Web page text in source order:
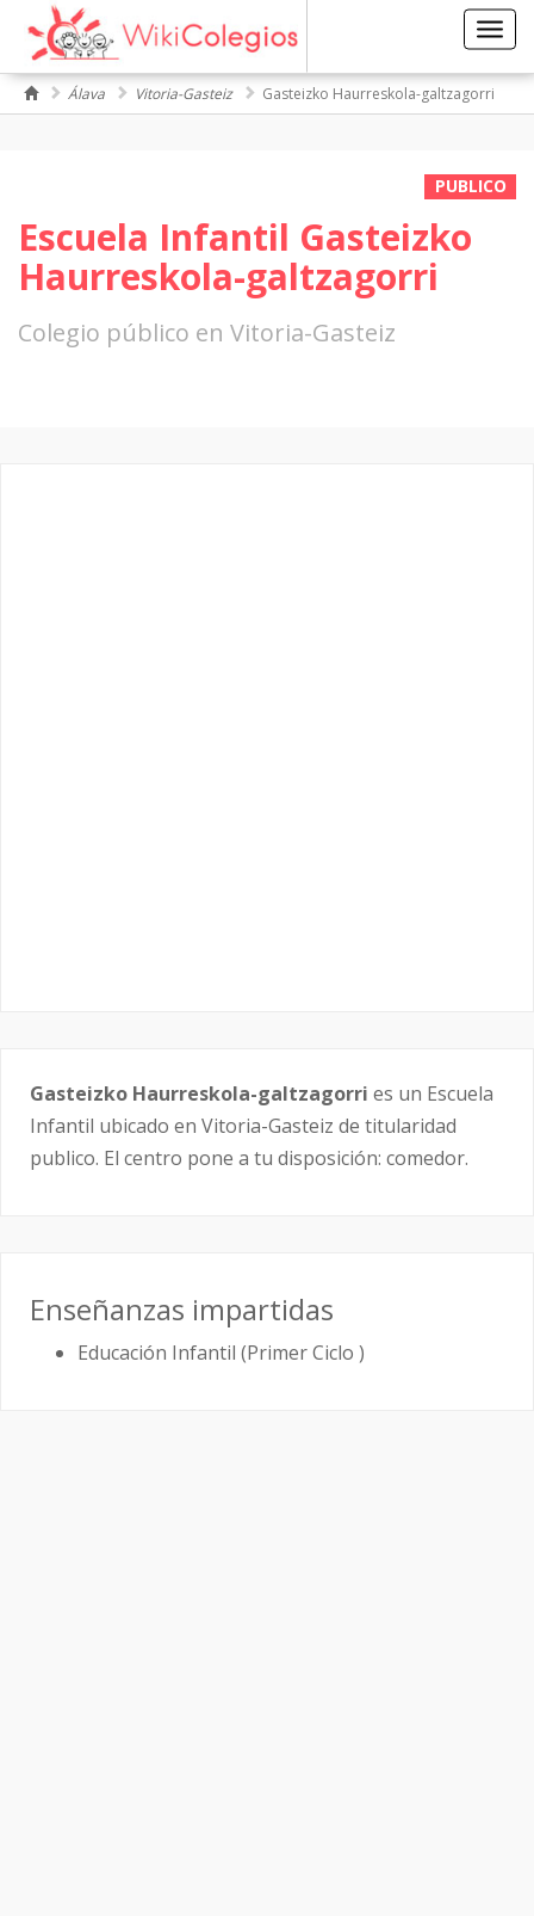
Álava Vitoria-Gasteiz Gasteizko Haurreskola-galtzagorri
PUBLICO
Escuela Infantil Gasteizko
Haurreskola-galtzagorri
Colegio público en Vitoria-Gasteiz
Gasteizko Haurreskola-galtzagorri es un Escuela
Infantil ubicado en Vitoria-Gasteiz de titularidad
publico. El centro pone a tu disposición: comedor.
Enseñanzas impartidas
Educación Infantil (Primer Ciclo )